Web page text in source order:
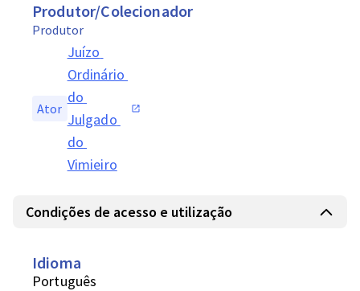
Produtor/Colecionador
Produtor
Ator
Juízo
Ordinário
do
Julgado
do
Vimieiro
Condições de acesso e utilização
Idioma
Português